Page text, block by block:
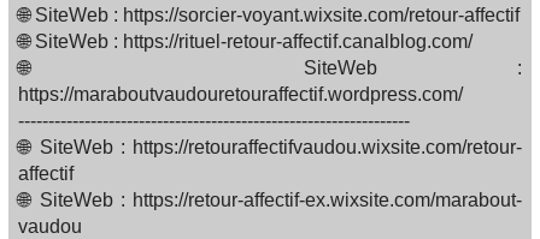
🌐 SiteWeb : https://sorcier-voyant.wixsite.com/retour-affectif
🌐 SiteWeb : https://rituel-retour-affectif.canalblog.com/
🌐 SiteWeb :
https://maraboutvaudouretouraffectif.wordpress.com/
-----------------------------------------------------------------
🌐 SiteWeb : https://retouraffectifvaudou.wixsite.com/retour-
affectif
🌐 SiteWeb : https://retour-affectif-ex.wixsite.com/marabout-
vaudou